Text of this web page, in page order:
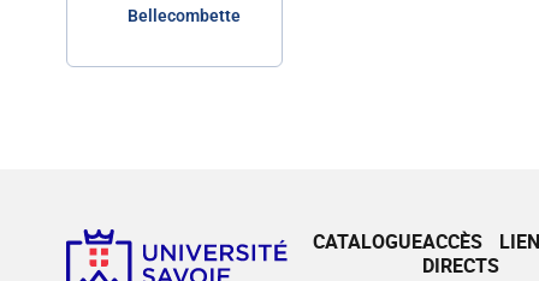
Bellecombette
CATALOGUEACCÈS
DIRECTS